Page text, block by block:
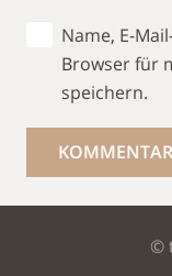
Name, E-
Browser für
speichern.
©